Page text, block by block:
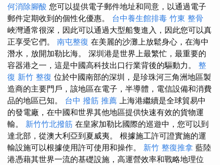
何消除腳酸 您可以提供電子郵件地址和同意，以通過電子
郵件定期收到的個性化優惠。 台中養生館排毒 竹東 整骨
峽灣通常很深，因此可以通過大型船隻進入，因此您可以真
正享受它們。 南屯整復 在美麗的沙灘上放鬆身心，在海中
潛水，放開加勒比海。 深圳港是世界上最繁忙，最重要的
容器港之一，這是中國高科技出口行業背後的驅動力。 整
復 新竹 整復 位於中國南部的深圳，是珍珠河三角洲地區製
造商的主要門戶，該地區在電子，半導體，電信設備和消費
品的地區已知。 台中 撥筋 推薦 上海港繼續是全球貿易中
的發電廠，在中國和世界其他地區提供快速有效的貨物運
輸。 新竹竹北撥筋 在皇家加勒比國際的巡遊中，您可以到
達北部，從澳大利亞到夏威夷。 根據施工許可證實施的運
輸設施可以根據使用許可使用和操作。 新竹 整復推拿 藍陸
港憑藉其世界一流的基礎設施，高運營效率和戰略地理位